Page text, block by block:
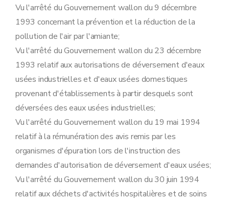
Art. 111
Sous-section 2 Procédure d'octroi du permis unique
Art. 112
Sous-section 3 Déclaration
Art. 113
Transformation et extension de l'établissement
Art. 114
Sous-section 5 Sûretés
Art. 115
Sous-section 6 Obligations de l'exploitant
Art. 116
Sous-section 7
Mesures de police administrative
Art. 117
Sous-section 8 Etude de caractérisation
Art. 118
Sous-section 9 Sanctions pénales
Art. 119
Sous-section 10 Recours
Art. 120
Sous-section11
Obligation de notification périodique de données environnementales
Vu l'arrêté du Gouvernement wallon du 9 décembre
1993 concernant la prévention et la réduction de la
pollution de l'air par l'amiante;
Vu l'arrêté du Gouvernement wallon du 23 décembre
1993 relatif aux autorisations de déversement d'eaux
usées industrielles et d'eaux usées domestiques
provenant d'établissements à partir desquels sont
déversées des eaux usées industrielles;
Vu l'arrêté du Gouvernement wallon du 19 mai 1994
relatif à la rémunération des avis remis par les
organismes d'épuration lors de l'instruction des
demandes d'autorisation de déversement d'eaux usées;
Vu l'arrêté du Gouvernement wallon du 30 juin 1994
relatif aux déchets d'activités hospitalières et de soins